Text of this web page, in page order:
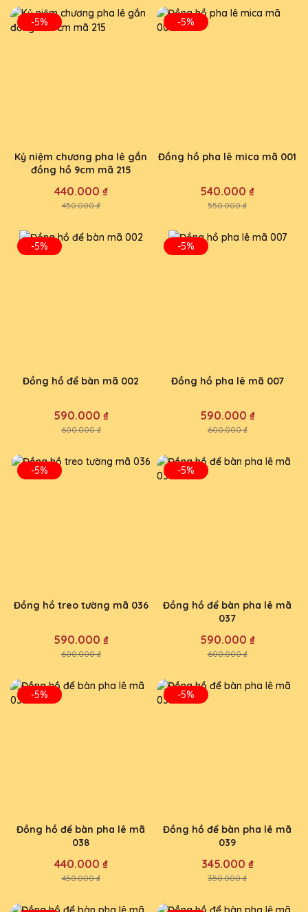
-5%
Kỷ niệm chương pha lê gắn
đồng hồ 9cm mã 215
440.000 ₫
450.000 ₫
-5%
Đồng hồ pha lê mica mã 001
540.000 ₫
550.000 ₫
-5%
Đồng hồ để bàn mã 002
590.000 ₫
600.000 ₫
-5%
Đồng hồ pha lê mã 007
590.000 ₫
600.000 ₫
-5%
Đồng hồ treo tường mã 036
590.000 ₫
600.000 ₫
-5%
Đồng hồ để bàn pha lê mã
037
590.000 ₫
600.000 ₫
-5%
Đồng hồ để bàn pha lê mã
038
440.000 ₫
450.000 ₫
-5%
Đồng hồ để bàn pha lê mã
039
345.000 ₫
350.000 ₫